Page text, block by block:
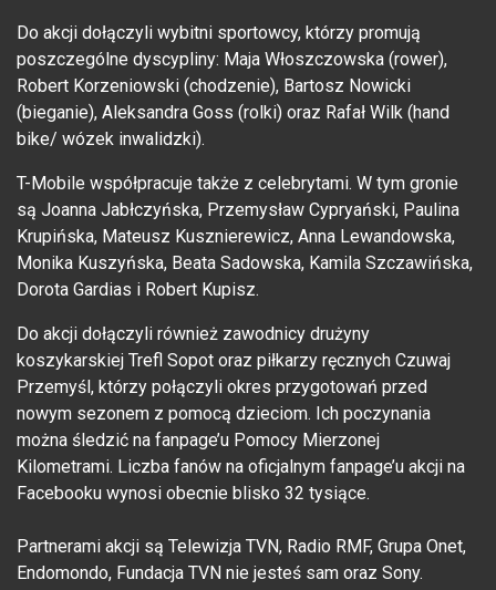
Do akcji dołączyli wybitni sportowcy, którzy promują
poszczególne dyscypliny: Maja Włoszczowska (rower),
Robert Korzeniowski (chodzenie), Bartosz Nowicki
(bieganie), Aleksandra Goss (rolki) oraz Rafał Wilk (hand
bike/ wózek inwalidzki).
T-Mobile współpracuje także z celebrytami. W tym gronie
są Joanna Jabłczyńska, Przemysław Cypryański, Paulina
Krupińska, Mateusz Kusznierewicz, Anna Lewandowska,
Monika Kuszyńska, Beata Sadowska, Kamila Szczawińska,
Dorota Gardias i Robert Kupisz.
Do akcji dołączyli również zawodnicy drużyny
koszykarskiej Trefl Sopot oraz piłkarzy ręcznych Czuwaj
Przemyśl, którzy połączyli okres przygotowań przed
nowym sezonem z pomocą dzieciom. Ich poczynania
można śledzić na fanpage’u Pomocy Mierzonej
Kilometrami. Liczba fanów na oficjalnym fanpage’u akcji na
Facebooku wynosi obecnie blisko 32 tysiące.
Partnerami akcji są Telewizja TVN, Radio RMF, Grupa Onet,
Endomondo, Fundacja TVN nie jesteś sam oraz Sony.